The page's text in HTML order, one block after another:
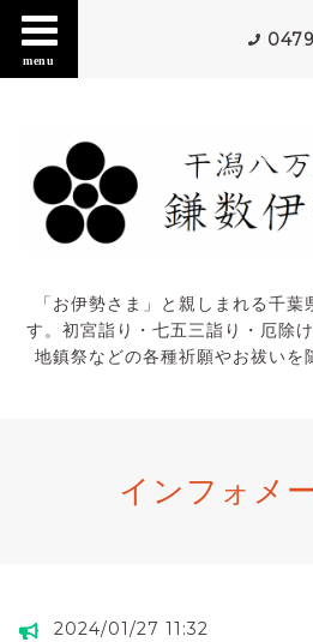
menu
「お伊勢さま」と親しまれる千
す。初宮詣り・七五三詣り・厄除
地鎮祭などの各種祈願やお祓いを
インフォメ
2024/01/27 11:32